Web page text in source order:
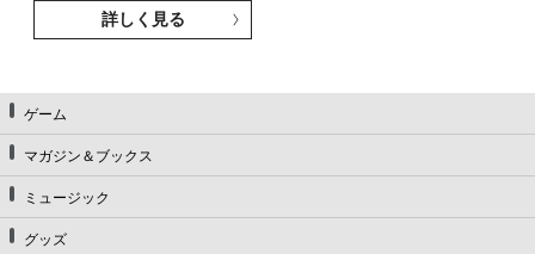
詳しく見る
ゲーム
マガジン＆ブックス
ミュージック
グッズ